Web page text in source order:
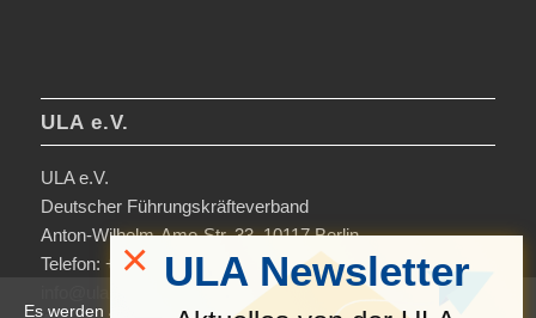
ULA e.V.
ULA e.V.
Deutscher Führungskräfteverband
Anton-Wilhelm-Amo-Str. 33, 10117 Berlin
Telefon: +49 30-306963-0
Es werden auf dieser Website Cookies verwendet, um die
ULA Newsletter
×